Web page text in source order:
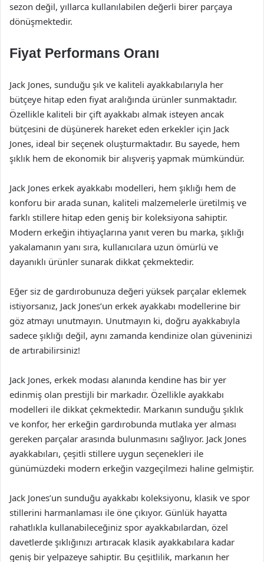
sezon değil, yıllarca kullanılabilen değerli birer parçaya
dönüşmektedir.
Fiyat Performans Oranı
Jack Jones, sunduğu şık ve kaliteli ayakkabılarıyla her
bütçeye hitap eden fiyat aralığında ürünler sunmaktadır.
Özellikle kaliteli bir çift ayakkabı almak isteyen ancak
bütçesini de düşünerek hareket eden erkekler için Jack
Jones, ideal bir seçenek oluşturmaktadır. Bu sayede, hem
şıklık hem de ekonomik bir alışveriş yapmak mümkündür.
Jack Jones erkek ayakkabı modelleri, hem şıklığı hem de
konforu bir arada sunan, kaliteli malzemelerle üretilmiş ve
farklı stillere hitap eden geniş bir koleksiyona sahiptir.
Modern erkeğin ihtiyaçlarına yanıt veren bu marka, şıklığı
yakalamanın yanı sıra, kullanıcılara uzun ömürlü ve
dayanıklı ürünler sunarak dikkat çekmektedir.
Eğer siz de gardırobunuza değeri yüksek parçalar eklemek
istiyorsanız, Jack Jones’un erkek ayakkabı modellerine bir
göz atmayı unutmayın. Unutmayın ki, doğru ayakkabıyla
sadece şıklığı değil, aynı zamanda kendinize olan güveninizi
de artırabilirsiniz!
Jack Jones, erkek modası alanında kendine has bir yer
edinmiş olan prestijli bir markadır. Özellikle ayakkabı
modelleri ile dikkat çekmektedir. Markanın sunduğu şıklık
ve konfor, her erkeğin gardırobunda mutlaka yer alması
gereken parçalar arasında bulunmasını sağlıyor. Jack Jones
ayakkabıları, çeşitli stillere uygun seçenekleri ile
günümüzdeki modern erkeğin vazgeçilmezi haline gelmiştir.
Jack Jones’un sunduğu ayakkabı koleksiyonu, klasik ve spor
stillerini harmanlaması ile öne çıkıyor. Günlük hayatta
rahatlıkla kullanabileceğiniz spor ayakkabılardan, özel
davetlerde şıklığınızı artıracak klasik ayakkabılara kadar
geniş bir yelpazeye sahiptir. Bu çeşitlilik, markanın her